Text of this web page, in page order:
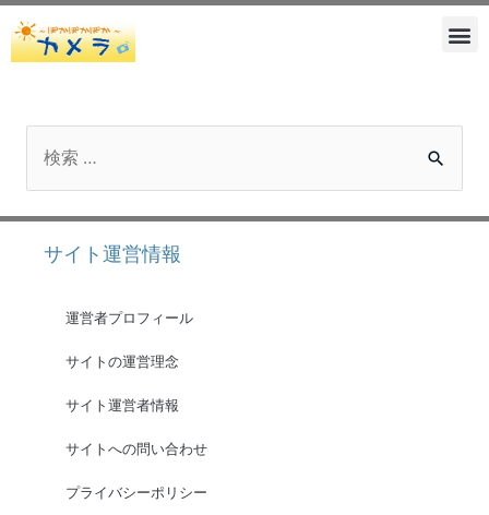
サイト運営情報
運営者プロフィール
サイトの運営理念
サイト運営者情報
サイトへの問い合わせ
プライバシーポリシー